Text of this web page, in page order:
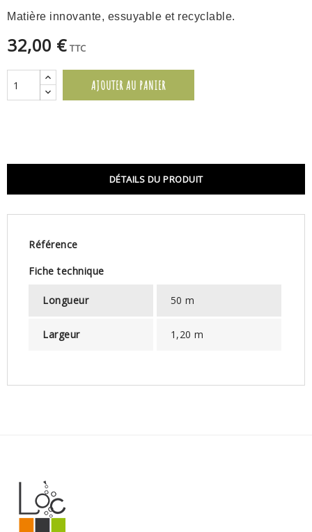
Matière innovante, essuyable et recyclable.
32,00 € TTC
AJOUTER AU PANIER
DÉTAILS DU PRODUIT
Référence
Fiche technique
Longueur 50 m
Largeur 1,20 m